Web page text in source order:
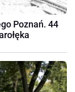
Poznań. 44